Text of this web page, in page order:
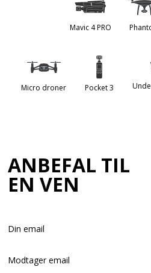
Mavic 4 PRO
Micro droner Pocket 3
ANBEFAL TIL
EN VEN
Din email
Modtager email